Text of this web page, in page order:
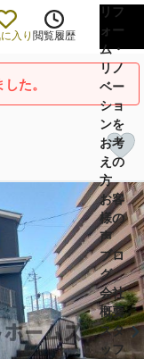
入り 閲覧履歴
リフ
ォー
ム・
リノ
ベー
ショ
ンを
お考
えの
方
お客
様の
声
ブロ
グ
会社
概要
スタ
ッフ
た。